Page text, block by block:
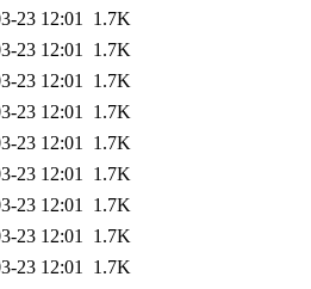
23 12:01 1.7K
23 12:01 1.7K
23 12:01 1.7K
23 12:01 1.7K
23 12:01 1.7K
23 12:01 1.7K
23 12:01 1.7K
23 12:01 1.7K
23 12:01 1.7K